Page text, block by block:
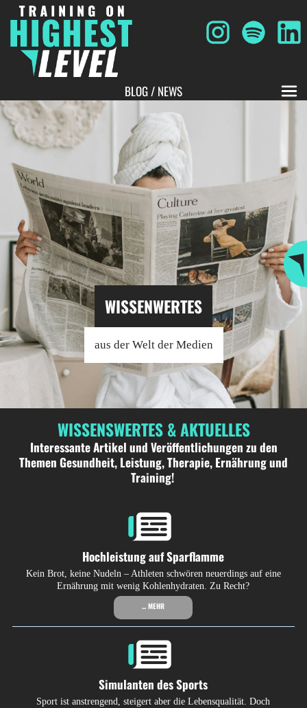
BLOG / NEWS
WISSENWERTES
aus der Welt der Medien
WISSENSWERTES & AKTUELLES
Interessante Artikel und Veröffentlichungen zu den
Themen Gesundheit, Leistung, Therapie, Ernährung und
Training!
Hochleistung auf Sparflamme
Kein Brot, keine Nudeln – Athleten schwören neuerdings auf eine
Ernährung mit wenig Kohlenhydraten. Zu Recht?
... MEHR
Simulanten des Sports
Sport ist anstrengend, steigert aber die Lebensqualität. Doch